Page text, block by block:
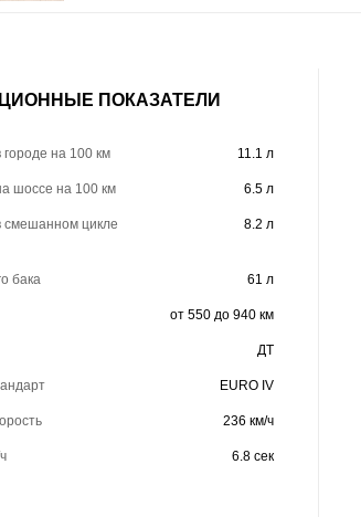
ПОКАЗАТЕЛИ
городе на 100 км 11.1 л
шоссе на 100 км 6.5 л
смешанном цикле
8.2 л
бака 61 л
от 550 до 940 км
ДТ
EURO IV
236 км/ч
6.8 сек